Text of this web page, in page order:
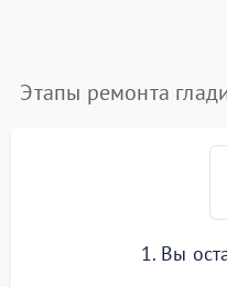
Этапы ремонта
1. Вы